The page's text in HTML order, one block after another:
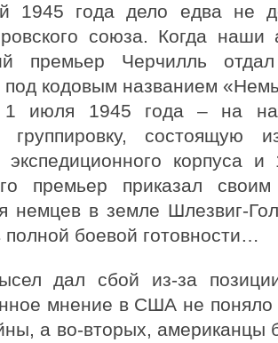
1945 года дело едва не
союза. Когда
премьер Черчилль
под кодовым названием
1 июля 1945 года – на
группировку, состоящую
экспедиционного корпуса
премьер приказал
немцев в земле Шлезвиг-
полной боевой готовности…
дал сбой из-за
мнение в США не поняло
а во-вторых, американцы